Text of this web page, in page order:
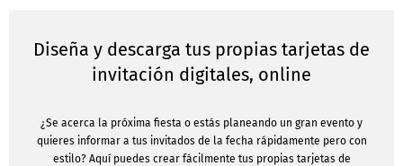
Diseña y descarga tus propias tarjetas de
invitación digitales, online
¿Se acerca la próxima fiesta o estás planeando un gran evento y
quieres informar a tus invitados de la fecha rápidamente pero con
estilo? Aquí puedes crear fácilmente tus propias tarjetas de